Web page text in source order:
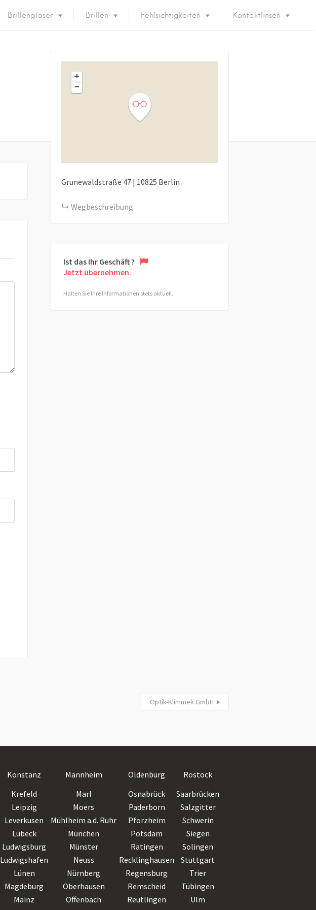
Brillengläser Brillen Fehlsichtigkeiten Kontaktlinsen
+
−
Grunewaldstraße 47| 10825 Berlin
Wegbeschreibung
Ist das Ihr Geschäft ?
Jetzt übernehmen.
Halten Sie Ihre Informationen stets aktuell.
Optik-Klimmek GmbH
Konstanz Mannheim Oldenburg Rostock
Krefeld Marl Osnabrück Saarbrücken
Leipzig Moers Paderborn Salzgitter
Leverkusen Mühlheim a.d. Ruhr Pforzheim Schwerin
Lübeck München Potsdam Siegen
Ludwigsburg Münster Ratingen Solingen
Ludwigshafen Neuss Recklinghausen Stuttgart
Lünen Nürnberg Regensburg Trier
Magdeburg Oberhausen Remscheid
Tübingen
Mainz Offenbach Reutlingen Ulm